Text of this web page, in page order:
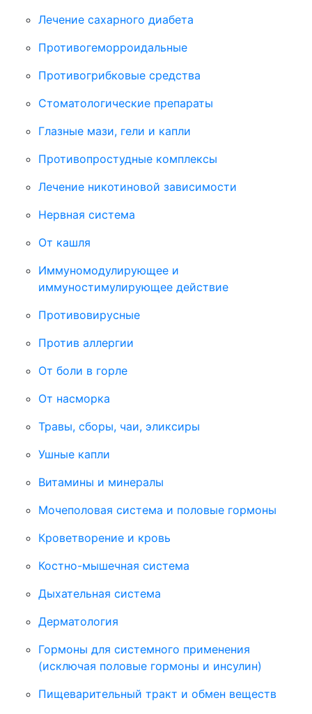
Лечение сахарного диабета
Противогеморроидальные
Противогрибковые средства
Стоматологические препараты
Глазные мази, гели и капли
Противопростудные комплексы
Лечение никотиновой зависимости
Нервная система
От кашля
Иммуномодулирующее и
иммуностимулирующее действие
Противовирусные
Против аллергии
От боли в горле
От насморка
Травы, сборы, чаи, эликсиры
Ушные капли
Витамины и минералы
Мочеполовая система и половые гормоны
Кроветворение и кровь
Костно-мышечная система
Дыхательная система
Дерматология
Гормоны для системного применения
(исключая половые гормоны и инсулин)
Пищеварительный тракт и обмен веществ